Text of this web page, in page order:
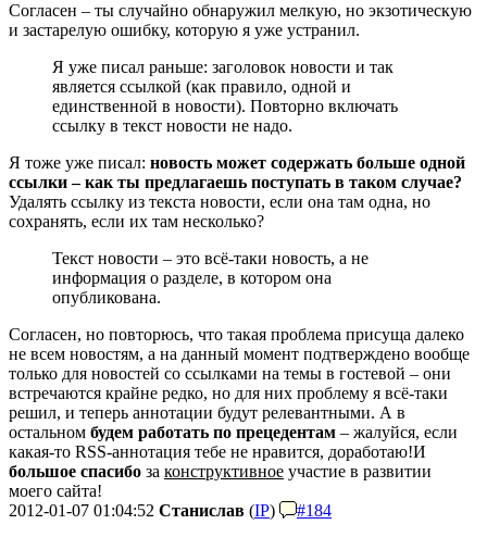
Согласен – ты случайно обнаружил мелкую, но экзотическую
и застарелую ошибку, которую я уже устранил.
Я уже писал раньше: заголовок новости и так
является ссылкой (как правило, одной и
единственной в новости). Повторно включать
ссылку в текст новости не надо.
Я тоже уже писал: новость может содержать больше одной
ссылки – как ты предлагаешь поступать в таком случае?
Удалять ссылку из текста новости, если она там одна, но
сохранять, если их там несколько?
Текст новости – это всё-таки новость, а не
информация о разделе, в котором она
опубликована.
Согласен, но повторюсь, что такая проблема присуща далеко
не всем новостям, а на данный момент подтверждено вообще
только для новостей со ссылками на темы в гостевой – они
встречаются крайне редко, но для них проблему я всё-таки
решил, и теперь аннотации будут релевантными. А в
остальном будем работать по прецедентам – жалуйся, если
какая-то RSS-аннотация тебе не нравится, доработаю!И
большое спасибо за конструктивное участие в развитии
моего сайта!
2012-01-07 01:04:52 Станислав (IP)
#184